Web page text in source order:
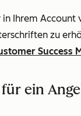
in Ihrem Account
zu
Success
ein